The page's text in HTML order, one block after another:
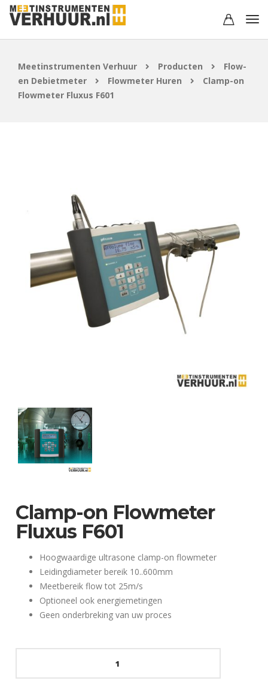
Meetinstrumenten Verhuur Producten
Flow-
en Debietmeter
Flowmeter Huren
Clamp-on
Flowmeter Fluxus F601
Clamp-on Flowmeter
Fluxus F601
Hoogwaardige ultrasone clamp-on flowmeter
Leidingdiameter bereik 10..600mm
Meetbereik flow tot 25m/s
Optioneel ook energiemetingen
Geen onderbreking van uw proces